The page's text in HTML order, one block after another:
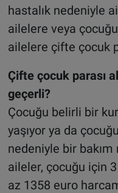
hastalık nedeniyle
ailelere veya
ailelere çifte çocuk
Çifte çocuk parası
geçerli?
Çocuğu belirli bir
yaşıyor ya da
nedeniyle bir
aileler, çocuğu için
az 1358 euro